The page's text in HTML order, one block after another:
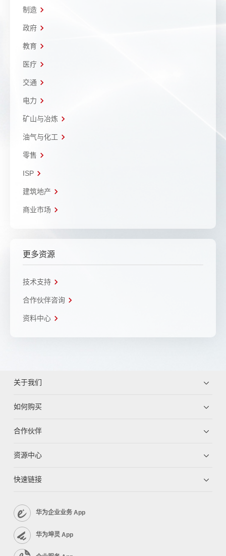
制造
政府
教育
医疗
交通
电力
矿山与冶炼
油气与化工
零售
ISP
建筑地产
商业市场
更多资源
技术支持
合作伙伴咨询
资料中心
关于我们
如何购买
合作伙伴
资源中心
快速链接
华为企业业务 App
华为坤灵 App